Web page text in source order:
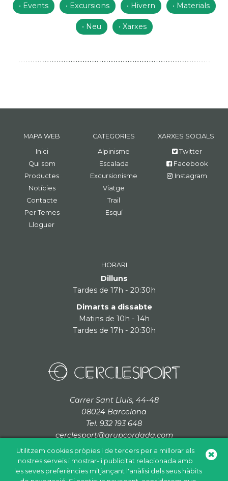
Utilitzem cookies pròpies i de tercers per a millorar els
nostres serveis i mostrar-li publicitat relacionada amb
les seves preferències mitjançant l'anàlisi dels seus hàbits
Events Excursions Hivern Materials
Neu Xarxes
MAPA WEB
Inici
Qui som
Productes
Notícies
Contacte
Per Temes
Lloguer
CATEGORIES
Alpinisme
Escalada
Excursionisme
Viatge
Trail
Esquí
XARXES SOCIALS
Twitter
Facebook
Instagram
HORARI
Dilluns
Tardes de 17h - 20:30h
Dimarts a dissabte
Matins de 10h - 14h
Tardes de 17h - 20:30h
Carrer Sant Lluís, 44-48
08024 Barcelona
Tel. 932 193 648
cerclesport@grupcordada.com